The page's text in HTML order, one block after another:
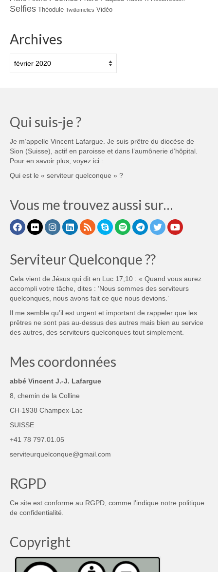
Selfies Théodule Twittomelies Vidéo
Archives
Qui suis-je ?
Je m’appelle Vincent Lafargue. Je suis prêtre du diocèse de
Sion (Suisse), actif en paroisse et dans l’aumônerie d’hôpital.
Pour en savoir plus, voyez ici :
Qui est le « serviteur quelconque » ?
Vous me trouvez aussi sur…
Serviteur Quelconque ??
Cela vient de Jésus qui dit en Luc 17,10 : « Quand vous aurez
accompli votre tâche, dites : ‘Nous sommes des serviteurs
quelconques, nous avons fait ce que nous devions.’
Il me semble qu’il est urgent et important de rappeler que les
prêtres ne sont pas au-dessus des autres mais bien au service
des autres, des serviteurs quelconques tout simplement.
Mes coordonnées
abbé Vincent J.-J. Lafargue
8, chemin de la Colline
CH-1938 Champex-Lac
SUISSE
+41 78 797.01.05
serviteurquelconque@gmail.com
RGPD
Ce site est conforme au RGPD, comme l’indique notre politique
de confidentialité
Copyright